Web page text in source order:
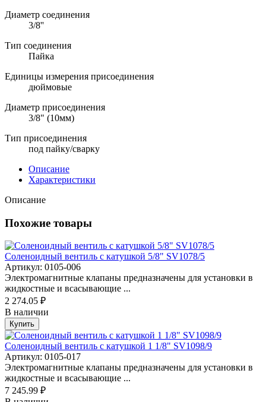
Диаметр соединения
3/8''
Тип соединения
Пайка
Единицы измерения присоединения
дюймовые
Диаметр присоединения
3/8" (10мм)
Тип присоединения
под пайку/сварку
Описание
Характеристики
Описание
Похожие товары
Соленоидный вентиль с катушкой 5/8" SV1078/5
Артикул: 0105-006
Электромагнитные клапаны предназначены для установки в
жидкостные и всасывающие ...
2 274.05 ₽
В наличии
Купить
Соленоидный вентиль с катушкой 1 1/8" SV1098/9
Артикул: 0105-017
Электромагнитные клапаны предназначены для установки в
жидкостные и всасывающие ...
7 245.99 ₽